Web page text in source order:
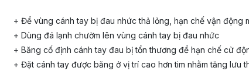
+ Để vùng cánh tay bị đau nhức thả lỏng, hạn chế vận động
+ Dùng đá lạnh chườm lên vùng cánh tay bị đau nhức
+ Băng cố định cánh tay đau bị tổn thương để hạn chế cử
+ Đặt cánh tay được băng ở vị trí cao hơn tim nhằm tăng lưu